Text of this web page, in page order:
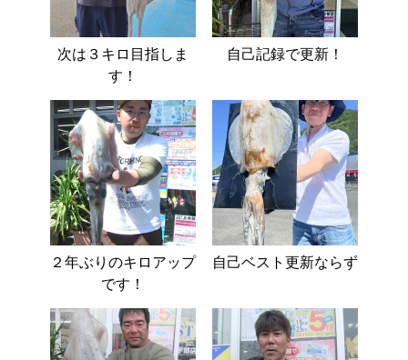
次は３キロ目指しま
す！
自己記録で更新！
２年ぶりのキロアップ
です！
自己ベスト更新ならず